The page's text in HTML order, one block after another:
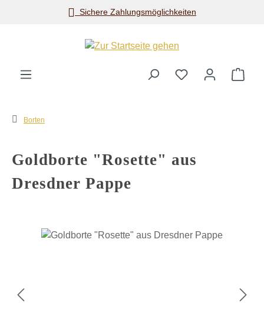
Zum Hauptinhalt springenSichere Zahlungsmöglichkeiten
Borten
Goldborte "Rosette" aus
Dresdner Pappe
Bildergalerie überspringen